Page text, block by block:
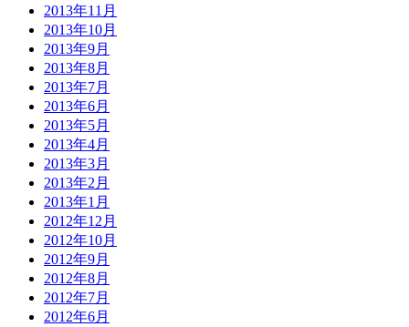
2013年11月
2013年10月
2013年9月
2013年8月
2013年7月
2013年6月
2013年5月
2013年4月
2013年3月
2013年2月
2013年1月
2012年12月
2012年10月
2012年9月
2012年8月
2012年7月
2012年6月